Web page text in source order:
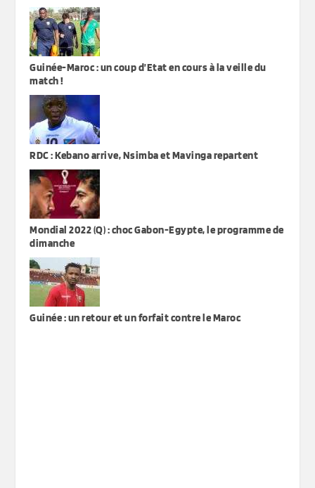
Guinée-Maroc : un coup d’Etat en cours à la veille du
match !
RDC : Kebano arrive, Nsimba et Mavinga repartent
Mondial 2022 (Q) : choc Gabon-Egypte, le programme de
dimanche
Guinée : un retour et un forfait contre le Maroc